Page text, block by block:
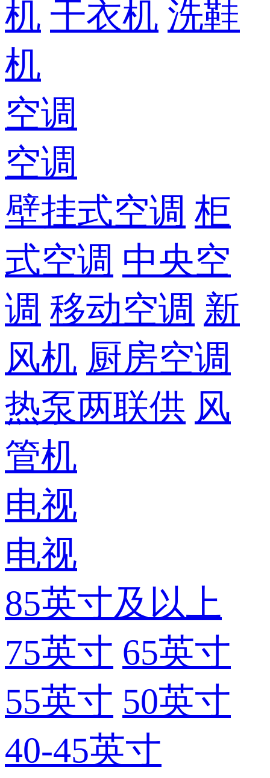
机 干衣机 洗鞋
机
空调
空调
壁挂式空调 柜
式空调 中央空
调 移动空调 新
风机 厨房空调
热泵两联供 风
管机
电视
电视
85英寸及以上
75英寸 65英寸
55英寸 50英寸
40-45英寸